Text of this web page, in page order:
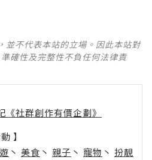
並不代表本站的立場。因此本站對
確性及完整性不負任何法律責
《社群創作有價企劃》
】
丶 美食 丶 親子 丶 寵物 丶 扮靚